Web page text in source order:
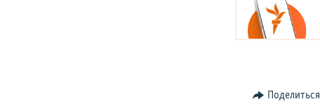
Поделиться